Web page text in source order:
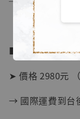
【店內
摩
■ 販售資訊：
➤ 價格 2980元
→ 國際運費到台